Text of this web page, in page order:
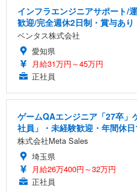
インフラエンジニアサポート/
歓迎/完全週休2日制・賞与あり
ベンタス株式会社
愛知県
月給31万円～45万円
正社員
ゲームQAエンジニア「27卒」
社員」・未経験歓迎・年間休
株式会社Meta Sales
埼玉県
月給26万400円～32万円
正社員